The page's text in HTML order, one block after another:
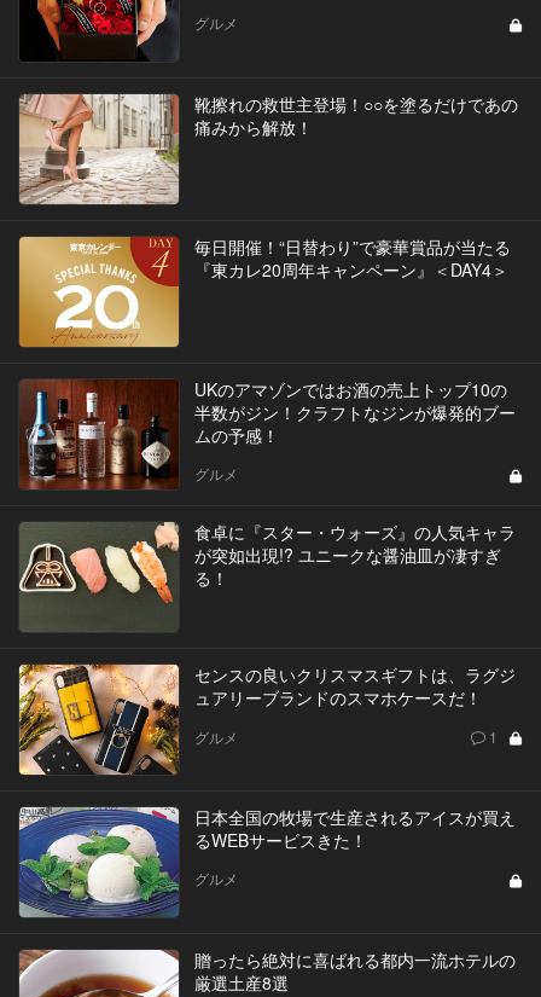
グルメ
靴擦れの救世主登場！○○を塗るだけであの
痛みから解放！
毎日開催！“日替わり”で豪華賞品が当たる
『東カレ20周年キャンペーン』＜DAY4＞
UKのアマゾンではお酒の売上トップ10の
半数がジン！クラフトなジンが爆発的ブー
ムの予感！
グルメ
食卓に『スター・ウォーズ』の人気キャラ
が突如出現!? ユニークな醤油皿が凄すぎ
る！
センスの良いクリスマスギフトは、ラグジ
ュアリーブランドのスマホケースだ！
グルメ 1
日本全国の牧場で生産されるアイスが買え
るWEBサービスきた！
グルメ
贈ったら絶対に喜ばれる都内一流ホテルの
厳選土産8選